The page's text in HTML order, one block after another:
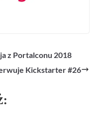
z Portalconu 2018
Kickstarter #26